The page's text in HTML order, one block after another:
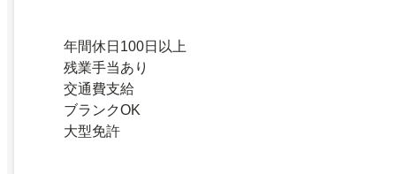
年間休日100日以上
残業手当あり
交通費支給
ブランクOK
大型免許